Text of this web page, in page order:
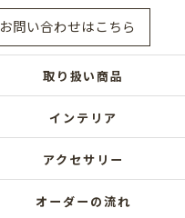
お問い合わせはこちら
取り扱い商品
インテリア
アクセサリー
オーダーの流れ